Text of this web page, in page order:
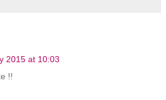
2015 at 10:03
!!